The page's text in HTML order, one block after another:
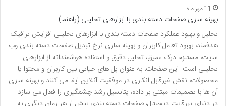
11 مهر ماه
بهینه سازی صفحات دسته بندی با ابزارهای تحلیلی (راهنما)
تحلیل و بهبود عملکرد صفحات دسته بندی با ابزارهای تحلیلی افزایش ترافیک
هدفمند، بهبود تعامل کاربران و بهینه سازی نرخ تبدیل صفحات دسته بندی وب
سایت، مستلزم درک عمیق، تحلیل دقیق و استفاده هوشمندانه از ابزارهای
تحلیلی است. این صفحات، به عنوان پل های حیاتی بین کاربران و محتوا یا
محصولات، نقش غیرقابل انکاری در موفقیت آنلاین ایفا می کنند و بهینه سازی
آن ها با تصمیمات مبتنی بر داده، پتانسیل رشد چشمگیری را فعال می سازد.